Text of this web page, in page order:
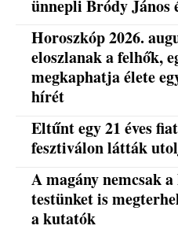
ünnepli Bródy János
Horoszkóp 2026.
eloszlanak a felhők,
megkaphatja élete
hírét
Eltűnt egy 21 éves
fesztiválon látták
A magány nemcsak
testünket is
a kutatók